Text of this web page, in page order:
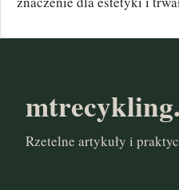
Rzetelne artykuły i